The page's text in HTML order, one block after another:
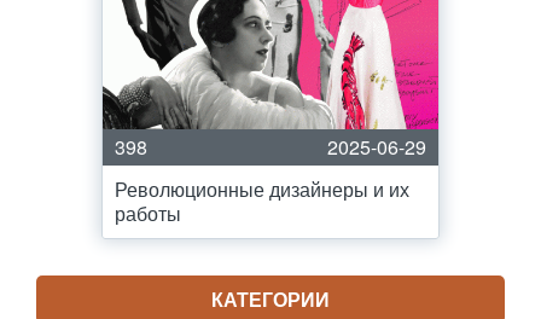
398
2025-06-29
Революционные дизайнеры и их
работы
КАТЕГОРИИ